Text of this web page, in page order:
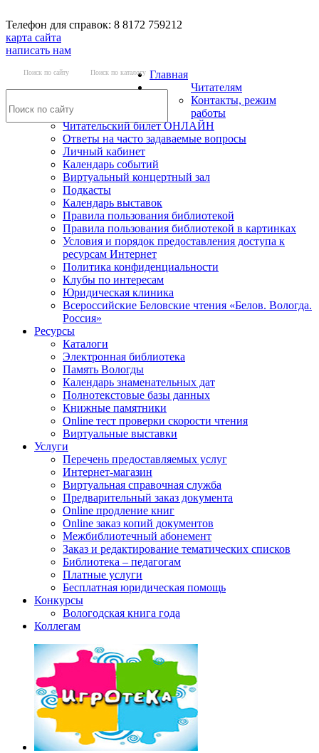
Телефон для справок: 8 8172 759212
карта сайта
написать нам
Поиск по сайту Поиск по каталогу Главная
Читателям
Контакты, режим
работы
Читательский билет ОНЛАЙН
Ответы на часто задаваемые вопросы
Личный кабинет
Календарь событий
Виртуальный концертный зал
Подкасты
Календарь выставок
Правила пользования библиотекой
Правила пользования библиотекой в картинках
Условия и порядок предоставления доступа к
ресурсам Интернет
Политика конфиденциальности
Клубы по интересам
Юридическая клиника
Всероссийские Беловские чтения «Белов. Вологда.
Россия»
Ресурсы
Каталоги
Электронная библиотека
Память Вологды
Календарь знаменательных дат
Полнотекстовые базы данных
Книжные памятники
Online тест проверки скорости чтения
Виртуальные выставки
Услуги
Перечень предоставляемых услуг
Интернет-магазин
Виртуальная справочная служба
Предварительный заказ документа
Online продление книг
Online заказ копий документов
Межбиблиотечный абонемент
Заказ и редактирование тематических списков
Библиотека – педагогам
Платные услуги
Бесплатная юридическая помощь
Конкурсы
Вологодская книга года
Коллегам